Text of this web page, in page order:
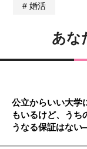
婚活
あな
公立からいい大学
もいるけど、うち
うなる保証はな